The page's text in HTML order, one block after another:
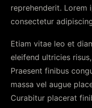
reprehenderit. Lorem
consectetur
Etiam vitae leo et
eleifend ultricies
Praesent finibus
massa vel augue
Curabitur placerat